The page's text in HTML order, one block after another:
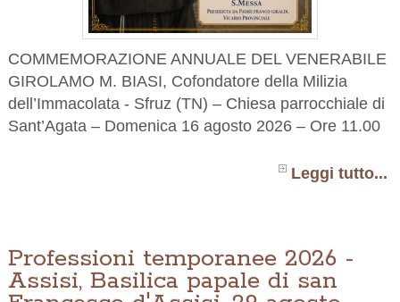
COMMEMORAZIONE ANNUALE DEL VENERABILE
GIROLAMO M. BIASI, Cofondatore della Milizia
dell’Immacolata - Sfruz (TN) – Chiesa parrocchiale di
Sant’Agata – Domenica 16 agosto 2026 – Ore 11.00
Leggi tutto...
Professioni temporanee 2026 -
Assisi, Basilica papale di san